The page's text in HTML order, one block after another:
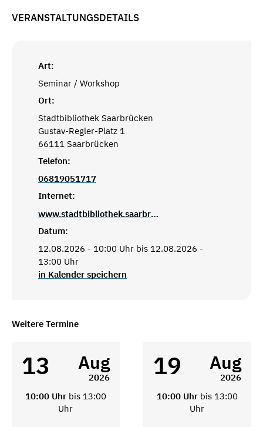
VERANSTALTUNGSDETAILS
Art:
Seminar / Workshop
Ort:
Stadtbibliothek Saarbrücken
Gustav-Regler-Platz 1
66111 Saarbrücken
Telefon:
06819051717
Internet:
www.stadtbibliothek.saarbruecken.de
Datum:
12.08.2026 - 10:00 Uhr bis 12.08.2026 -
13:00 Uhr
in Kalender speichern
Weitere Termine
13 Aug
2026
10:00 Uhr bis 13:00
Uhr
19 Aug
2026
10:00 Uhr bis 13:00
Uhr